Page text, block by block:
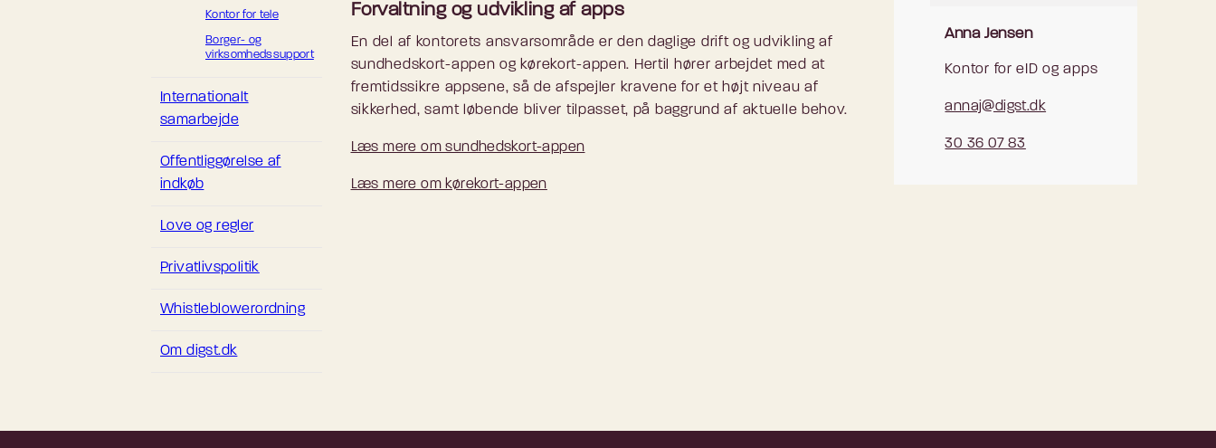
Kontor for tele
Borger- og
virksomhedssupport
Internationalt
samarbejde
Offentliggørelse af
indkøb
Love og regler
Privatlivspolitik
Whistleblowerordning
Om digst.dk
Forvaltning og udvikling af apps
En del af kontorets ansvarsområde er den daglige drift og udvikling af
sundhedskort-appen og kørekort-appen. Hertil hører arbejdet med at
fremtidssikre appsene, så de afspejler kravene for et højt niveau af
sikkerhed, samt løbende bliver tilpasset, på baggrund af aktuelle behov.
Læs mere om sundhedskort-appen
Læs mere om kørekort-appen
Anna Jensen
Kontor for eID og apps
annaj@digst.dk
30 36 07 83